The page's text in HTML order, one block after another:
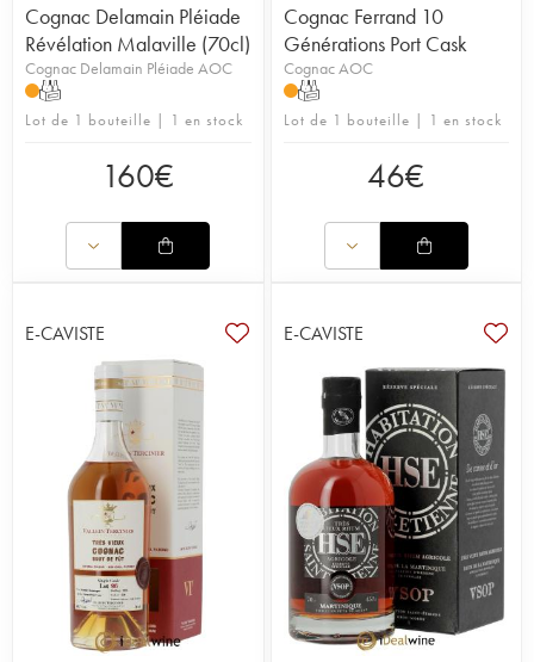
Cognac Delamain Pléiade
Révélation Malaville (70cl)
Cognac Delamain Pléiade AOC
T
Lot de 1 bouteille | 1 en stock
160€
Cognac Ferrand 10
Générations Port Cask
Cognac AOC
T
Lot de 1 bouteille | 1 en stock
46€
E-CAVISTE E-CAVISTE